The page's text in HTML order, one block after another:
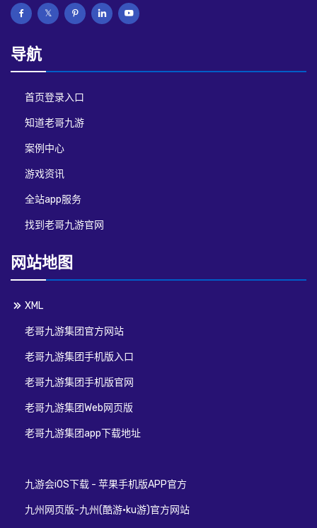
导航
首页登录入口
知道老哥九游
案例中心
游戏资讯
全站app服务
找到老哥九游官网
网站地图
XML
老哥九游集团官方网站
老哥九游集团手机版入口
老哥九游集团手机版官网
老哥九游集团Web网页版
老哥九游集团app下载地址
九游会iOS下载 - 苹果手机版APP官方
九州网页版-九州(酷游·ku游)官方网站